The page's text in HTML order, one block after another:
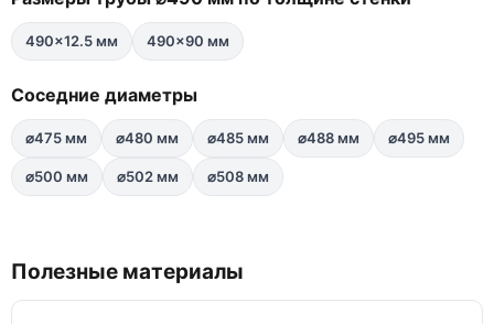
490×12.5 мм 490×90 мм
Соседние диаметры
⌀475 мм ⌀480 мм ⌀485 мм ⌀488 мм ⌀495 мм
⌀500 мм ⌀502 мм ⌀508 мм
Полезные материалы